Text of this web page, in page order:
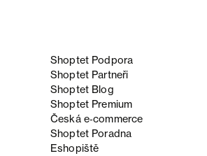
Shoptet Podpora
Shoptet Partneři
Shoptet Blog
Shoptet Premium
Česká e‑commerce
Shoptet Poradna
Eshopiště